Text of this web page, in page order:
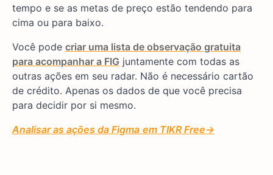
tempo e se as metas de preço estão tendendo para
cima ou para baixo.
Você pode criar uma lista de observação gratuita
para acompanhar a FIG juntamente com todas as
outras ações em seu radar. Não é necessário cartão
de crédito. Apenas os dados de que você precisa
para decidir por si mesmo.
Analisar as ações da Figma em TIKRFree→